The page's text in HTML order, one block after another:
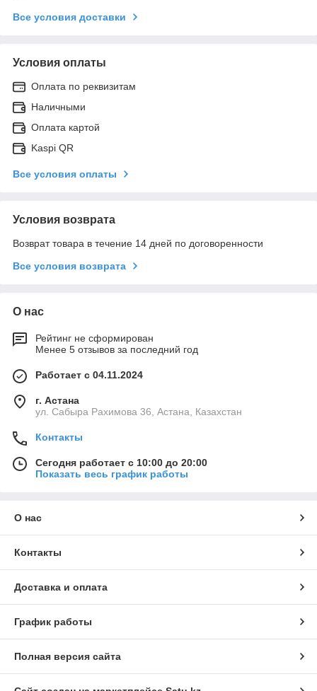
Все условия доставки
Условия оплаты
Оплата по реквизитам
Наличными
Оплата картой
Kaspi QR
Все условия оплаты
Условия возврата
Возврат товара в течение 14 дней по договоренности
Все условия возврата
О нас
Рейтинг не сформирован
Менее 5 отзывов за последний год
Работает с 04.11.2024
г. Астана
ул. Сабыра Рахимова 36, Астана, Казахстан
Контакты
Сегодня работает с 10:00 до 20:00
Показать весь график работы
О нас
Контакты
Доставка и оплата
График работы
Полная версия сайта